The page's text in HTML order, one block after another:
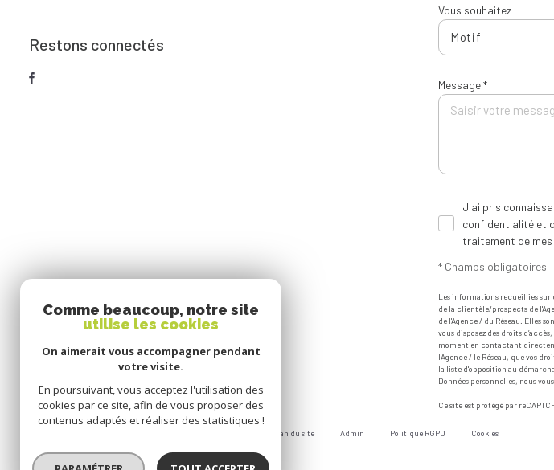
Vous souhaitez
Motif
Message *
J'ai pris
confidentialité et
traitement de mes
* Champs obligatoires
Les informations recueillies
de la clientèle/prospects de
de l'Agence / du Réseau. Elles
vous disposez des droits
moment en contactant
l'Agence / le Réseau, que vos
la liste d'opposition au
Données personnelles, nous
Ce site est protégé par
Restons connectés
Plan du site Admin Politique RGPD Cookies
© 2026 | Tous droits réservés
Comme beaucoup, notre site
utilise les cookies
On aimerait vous accompagner pendant
votre visite.
En poursuivant, vous acceptez l'utilisation des
cookies par ce site, afin de vous proposer des
contenus adaptés et réaliser des statistiques !